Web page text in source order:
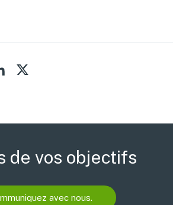
de vos objectifs
avec nous.